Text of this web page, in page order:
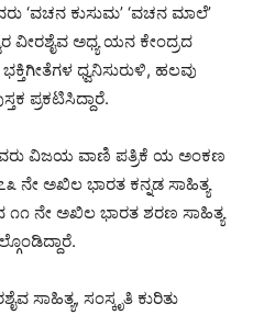
‘ವಚನ ಕುಸುಮ’ ‘ವಚನ ಮಾಲೆ’
ವೀರಶೈವ ಅಧ್ಯ ಯನ ಕೇಂದ್ರದ
ಧ್ವನಿಸುರುಳಿ, ಹಲವು
ಪ್ರಕಟಿಸಿದ್ದಾರೆ.
ವಿಜಯ ವಾಣಿ ಪತ್ರಿಕೆ ಯ ಅಂಕಣ
ನೇ ಅಖಿಲ ಭಾರತ ಕನ್ನಡ ಸಾಹಿತ್ಯ
೧೧ ನೇ ಅಖಿಲ ಭಾರತ ಶರಣ ಸಾಹಿತ್ಯ
ಸಾಹಿತ್ಯ, ಸಂಸ್ಕೃತಿ ಕುರಿತು